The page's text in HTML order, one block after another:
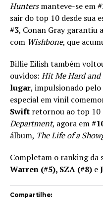
Huntersmanteve-se em
sair do top 10 desde sua
#3, Conan Gray garantiu
com Wishbone, que
Billie Eilish também
ouvidos: Hit Me Hard and
lugar, impulsionado
especial em vinil
Swift retornou ao top 10
Department, agora em
álbum, The Life of a
Completam o ranking da
Warren (#5), SZA (#8) e
Compartilhe: